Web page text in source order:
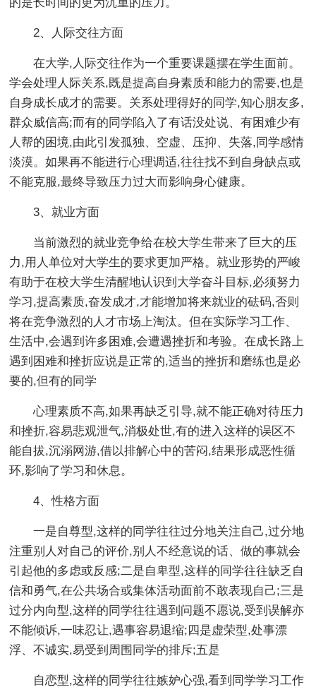
2、人际交往方面
在大学,人际交往作为一个重要课题摆在学生面前。
学会处理人际关系,既是提高自身素质和能力的需要,也是
自身成长成才的需要。关系处理得好的同学,知心朋友多,
群众威信高;而有的同学陷入了有话没处说、有困难少有
人帮的困境,由此引发孤独、空虚、压抑、失落,同学感情
淡漠。如果再不能进行心理调适,往往找不到自身缺点或
不能克服,最终导致压力过大而影响身心健康。
3、就业方面
当前激烈的就业竞争给在校大学生带来了巨大的压
力,用人单位对大学生的要求更加严格。就业形势的严峻
有助于在校大学生清醒地认识到大学奋斗目标,必须努力
学习,提高素质,奋发成才,才能增加将来就业的砝码,否则
将在竞争激烈的人才市场上淘汰。但在实际学习工作、
生活中,会遇到许多困难,会遭遇挫折和考验。在成长路上
遇到困难和挫折应说是正常的,适当的挫折和磨练也是必
要的,但有的同学
心理素质不高,如果再缺乏引导,就不能正确对待压力
和挫折,容易悲观泄气,消极处世,有的进入这样的误区不
能自拔,沉溺网游,借以排解心中的苦闷,结果形成恶性循
环,影响了学习和休息。
4、性格方面
一是自尊型,这样的同学往往过分地关注自己,过分地
注重别人对自己的评价,别人不经意说的话、做的事就会
引起他的多虑或反感;二是自卑型,这样的同学往往缺乏自
信和勇气,在公共场合或集体活动面前不敢表现自己;三是
过分内向型,这样的同学往往遇到问题不愿说,受到误解亦
不能倾诉,一味忍让,遇事容易退缩;四是虚荣型,处事漂
浮、不诚实,易受到周围同学的排斥;五是
自恋型,这样的同学往往嫉妒心强,看到同学学习工作